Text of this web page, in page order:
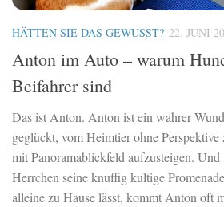
HÄTTEN SIE DAS GEWUSST? 22. JUNI
Anton im Auto – warum
Beifahrer sind
Das ist Anton. Anton ist ein wahrer
geglückt, vom Heimtier ohne
mit Panoramablickfeld aufzusteigen.
Herrchen seine knuffig kultige
alleine zu Hause lässt, kommt Anton oft